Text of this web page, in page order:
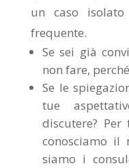
un caso
frequente.
Se sei già
non fare,
Se le
tue
discutere?
conosciamo il
siamo i